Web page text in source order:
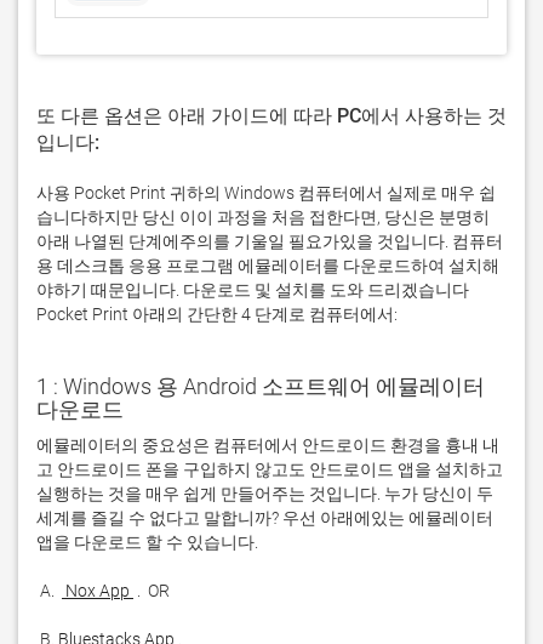
또 다른 옵션은 아래 가이드에 따라 PC에서 사용하는 것
입니다:
사용 Pocket Print 귀하의 Windows 컴퓨터에서 실제로 매우 쉽
습니다하지만 당신 이이 과정을 처음 접한다면, 당신은 분명히
아래 나열된 단계에주의를 기울일 필요가있을 것입니다. 컴퓨터
용 데스크톱 응용 프로그램 에뮬레이터를 다운로드하여 설치해
야하기 때문입니다. 다운로드 및 설치를 도와 드리겠습니다
Pocket Print 아래의 간단한 4 단계로 컴퓨터에서:
1 : Windows 용 Android 소프트웨어 에뮬레이터
다운로드
에뮬레이터의 중요성은 컴퓨터에서 안드로이드 환경을 흉내 내
고 안드로이드 폰을 구입하지 않고도 안드로이드 앱을 설치하고
실행하는 것을 매우 쉽게 만들어주는 것입니다. 누가 당신이 두
세계를 즐길 수 없다고 말합니까? 우선 아래에있는 에뮬레이터
A. Nox App
B. Bluestacks App